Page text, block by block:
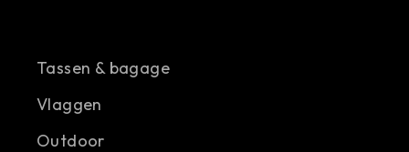
Tassen & bagage
Vlaggen
Outdoor